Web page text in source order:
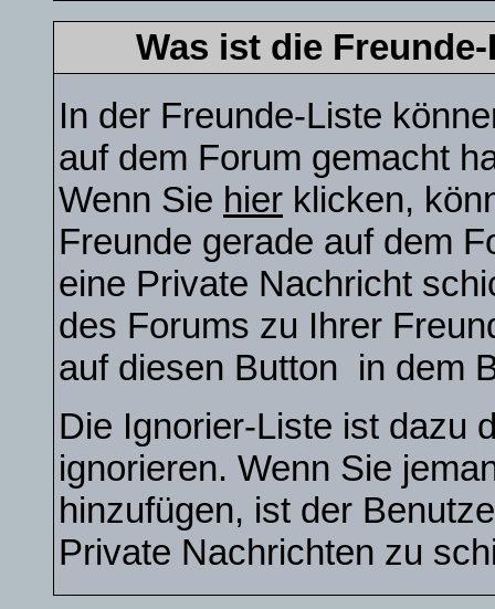
Was ist die
In der Freunde-Liste
auf dem Forum gemacht
Wenn Sie hier klicken,
Freunde gerade auf dem
eine Private Nachricht
des Forums zu Ihrer
auf diesen Button in dem
Die Ignorier-Liste ist dazu
ignorieren. Wenn Sie
hinzufügen, ist der
Private Nachrichten zu